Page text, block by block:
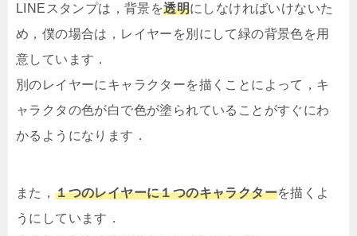
LINEスタンプは，背景を透明にしなければいけないた
め，僕の場合は，レイヤーを別にして緑の背景色を用
意しています．
別のレイヤーにキャラクターを描くことによって，キ
ャラクタの色が白で色が塗られていることがすぐにわ
かるようになります．
また，１つのレイヤーに１つのキャラクターを描くよ
うにしています．